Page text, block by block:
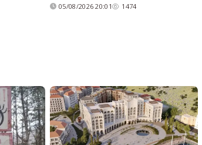
05/08/2026 20:01 1474